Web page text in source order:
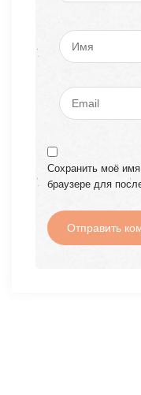
Сохранить моё
браузере для